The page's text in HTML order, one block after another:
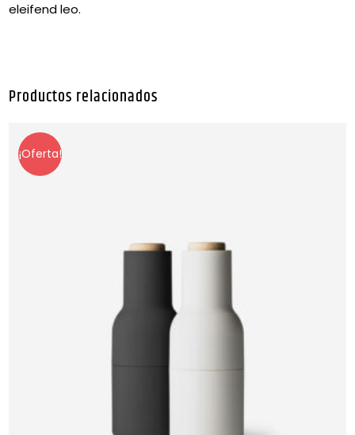
eleifend leo.
Productos relacionados
¡Oferta!